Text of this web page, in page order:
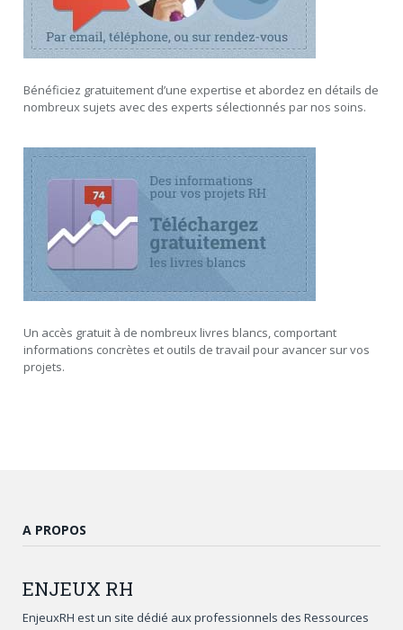
Bénéficiez gratuitement d’une expertise et abordez en détails de
nombreux sujets avec des experts sélectionnés par nos soins.
Un accès gratuit à de nombreux livres blancs, comportant
informations concrètes et outils de travail pour avancer sur vos
projets.
A PROPOS
ENJEUX RH
EnjeuxRH est un site dédié aux professionnels des Ressources